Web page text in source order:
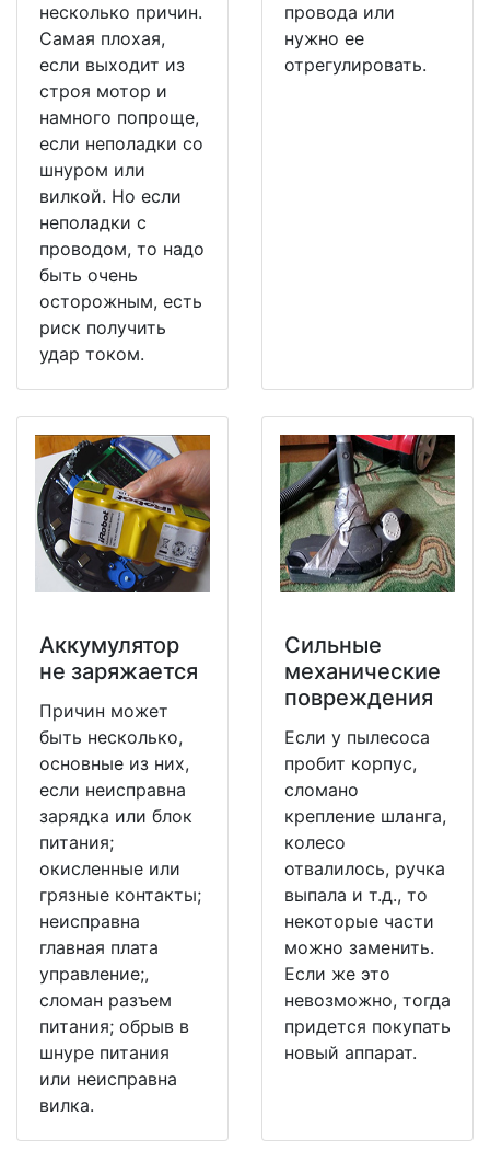
несколько причин.
Самая плохая,
если выходит из
строя мотор и
намного попроще,
если неполадки со
шнуром или
вилкой. Но если
неполадки с
проводом, то надо
быть очень
осторожным, есть
риск получить
удар током.
провода или
нужно ее
отрегулировать.
Аккумулятор
не заряжается
Причин может
быть несколько,
основные из них,
если неисправна
зарядка или блок
питания;
окисленные или
грязные контакты;
неисправна
главная плата
управление;,
сломан разъем
питания; обрыв в
шнуре питания
или неисправна
вилка.
Сильные
механические
повреждения
Если у пылесоса
пробит корпус,
сломано
крепление шланга,
колесо
отвалилось, ручка
выпала и т.д., то
некоторые части
можно заменить.
Если же это
невозможно, тогда
придется покупать
новый аппарат.